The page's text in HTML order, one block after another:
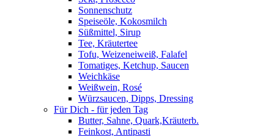
Sonnenschutz
Speiseöle, Kokosmilch
Süßmittel, Sirup
Tee, Kräutertee
Tofu, Weizeneiweiß, Falafel
Tomatiges, Ketchup, Saucen
Weichkäse
Weißwein, Rosé
Würzsaucen, Dipps, Dressing
Für Dich - für jeden Tag
Butter, Sahne, Quark,Kräuterb.
Feinkost, Antipasti